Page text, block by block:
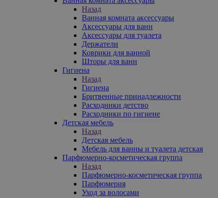
Назад
Ванная комната аксессуары
Аксессуары для ванн
Аксессуары для туалета
Держатели
Коврики для ванной
Шторы для ванн
Гигиена
Назад
Гигиена
Бритвенные принадлежности
Расходники детство
Расходники по гигиене
Детская мебель
Назад
Детская мебель
Мебель для ванны и туалета детская
Парфюмерно-косметическая группа
Назад
Парфюмерно-косметическая группа
Парфюмерия
Уход за волосами